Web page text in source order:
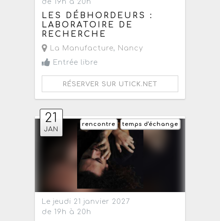
de 19h à 20h
LES DÉBHORDEURS :
LABORATOIRE DE
RECHERCHE
La Manufacture, Nancy
Entrée libre
RÉSERVER SUR UTICK.NET
21
JAN
temps d'échange
rencontre
Le jeudi 21 janvier 2027
de 19h à 20h